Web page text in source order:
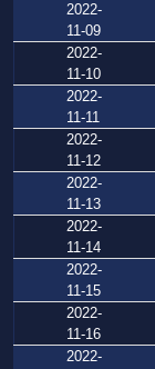
2022-
11-09
2022-
11-10
2022-
11-11
2022-
11-12
2022-
11-13
2022-
11-14
2022-
11-15
2022-
11-16
2022-